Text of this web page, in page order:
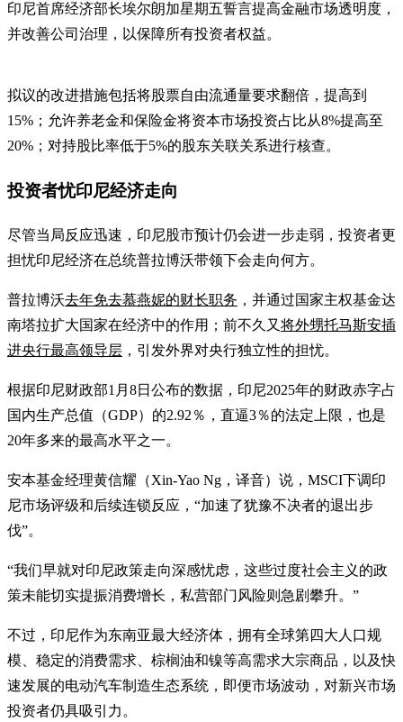
印尼首席经济部长埃尔朗加星期五誓言提高金融市场透明度，
并改善公司治理，以保障所有投资者权益。
拟议的改进措施包括将股票自由流通量要求翻倍，提高到
15%；允许养老金和保险金将资本市场投资占比从8%提高至
20%；对持股比率低于5%的股东关联关系进行核查。
投资者忧印尼经济走向
尽管当局反应迅速，印尼股市预计仍会进一步走弱，投资者更
担忧印尼经济在总统普拉博沃带领下会走向何方。
普拉博沃去年免去慕燕妮的财长职务 ，并通过国家主权基金达
南塔拉扩大国家在经济中的作用；前不久又 将外甥托马斯安插
进央行最高领导层 ，引发外界对央行独立性的担忧。
根据印尼财政部1月8日公布的数据，印尼2025年的财政赤字占
国内生产总值（GDP）的2.92％，直逼3％的法定上限，也是
20年多来的最高水平之一。
安本基金经理黄信耀（Xin-Yao Ng，译音）说，MSCI下调印
尼市场评级和后续连锁反应，“加速了犹豫不决者的退出步
伐”。
“我们早就对印尼政策走向深感忧虑，这些过度社会主义的政
策未能切实提振消费增长，私营部门风险则急剧攀升。”
不过，印尼作为东南亚最大经济体，拥有全球第四大人口规
模、稳定的消费需求、棕榈油和镍等高需求大宗商品，以及快
速发展的电动汽车制造生态系统，即便市场波动，对新兴市场
投资者仍具吸引力。